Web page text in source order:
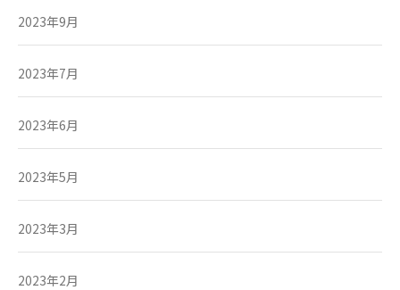
2023年9月
2023年7月
2023年6月
2023年5月
2023年3月
2023年2月